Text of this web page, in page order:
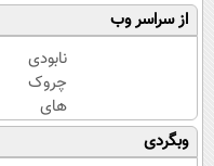
از سراسر وب
نابودی
چروک
های
سطحی
و عمقی
وبگردی